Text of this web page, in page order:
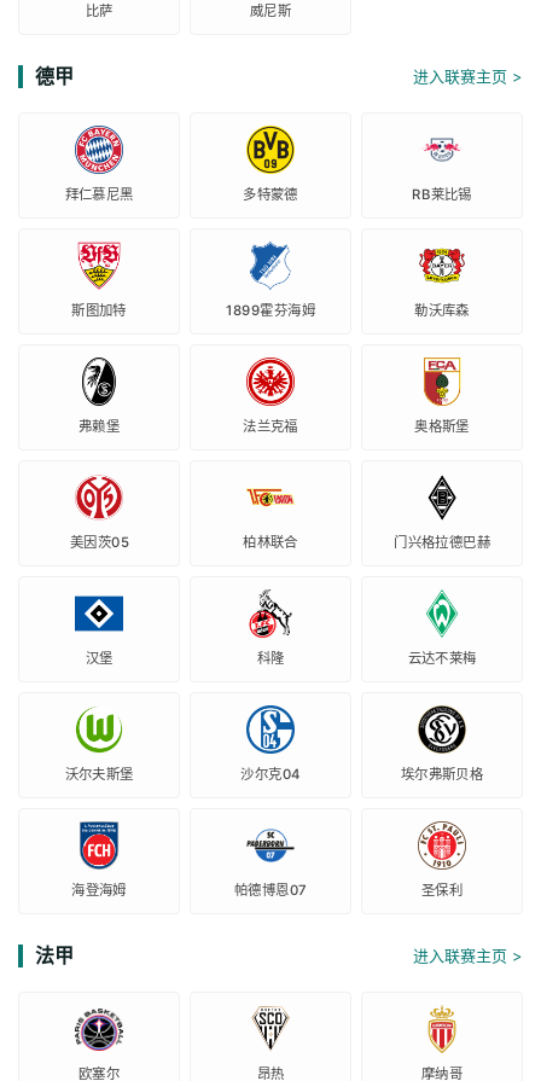
比萨 威尼斯
德甲 进入联赛主页 >
拜仁慕尼黑 多特蒙德 RB莱比锡
斯图加特 1899霍芬海姆 勒沃库森
弗赖堡 法兰克福 奥格斯堡
美因茨05 柏林联合 门兴格拉德巴赫
汉堡 科隆 云达不莱梅
沃尔夫斯堡 沙尔克04 埃尔弗斯贝格
海登海姆 帕德博恩07 圣保利
法甲 进入联赛主页 >
欧塞尔 昂热 摩纳哥